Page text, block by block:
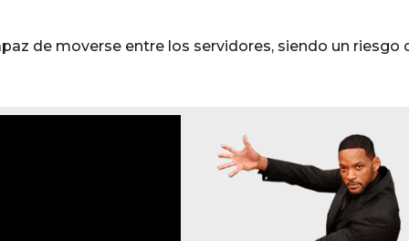
de moverse entre los servidores, siendo un riesgo